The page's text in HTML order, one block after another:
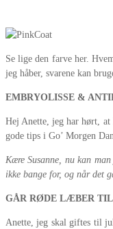
Se lige den farve her.
jeg håber, svarene kan
EMBRYOLISSE &
Hej Anette, jeg har hørt,
gode tips i Go’ Morgen
Kære Susanne, nu kan
ikke bange for, og når det
GÅR RØDE LÆBER TIL
Anette, jeg skal giftes til